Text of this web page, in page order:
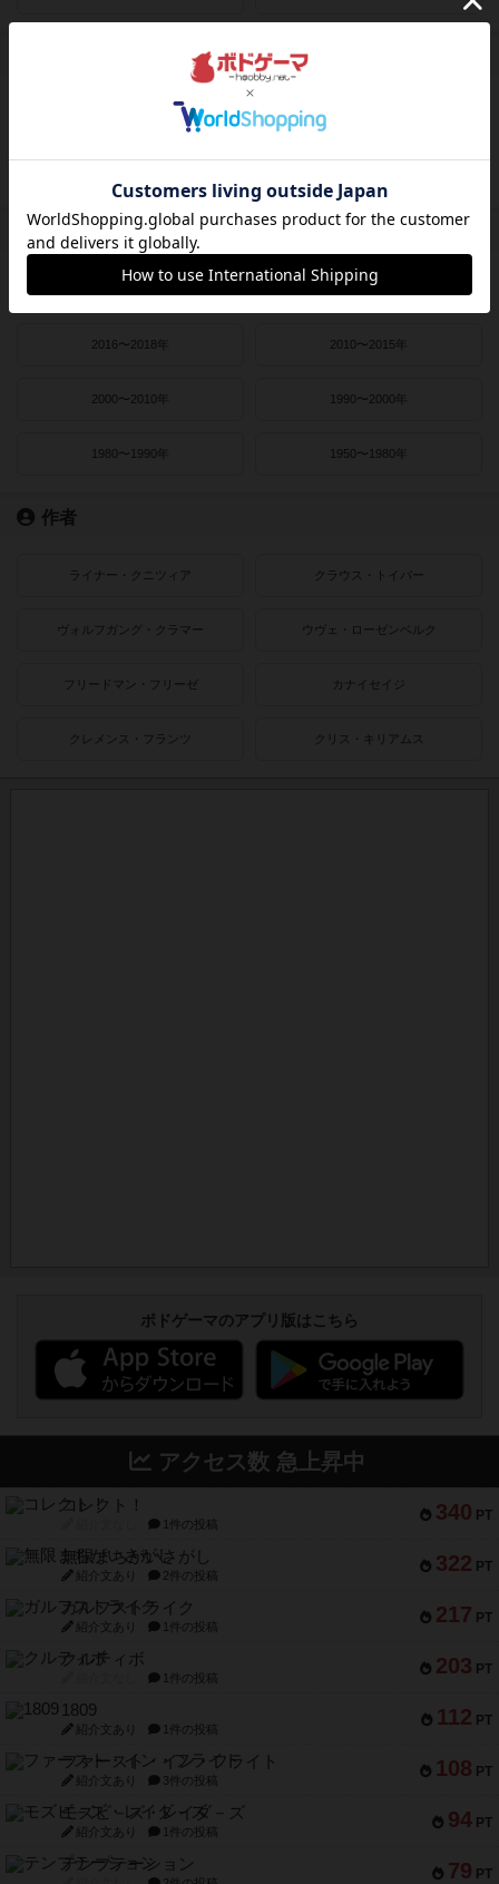
発売時期
2019〜2020年
2016〜2018年 2010〜2015年
2000〜2010年 1990〜2000年
1980〜1990年 1950〜1980年
作者
ライナー・クニツィア クラウス・トイバー
ヴォルフガング・クラマー ウヴェ・ローゼンベルク
フリードマン・フリーゼ カナイセイジ
クレメンス・フランツ クリス・キリアムス
ボドゲーマのアプリ版はこちら
アクセス数 急上昇中
340 PT
コレクト！
1件の投稿
322 PT
無限まちがいさがし
紹介文あり 2件の投稿
217 PT
ガルフストライク
紹介文あり 1件の投稿
203 PT
クルティボ
1件の投稿
112 PT
1809
紹介文あり 1件の投稿
108 PT
ファースト・イン・フライト
紹介文あり 3件の投稿
94 PT
モズビ－ズ・レイダ－ズ
紹介文あり 1件の投稿
79 PT
テンプテーション